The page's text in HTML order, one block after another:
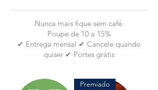
Nunca mais fique sem café.
Poupe de 10 a 15%
✔ Entrega mensal ✔ Cancele quando
quiser ✔ Portes grátis
Premiado